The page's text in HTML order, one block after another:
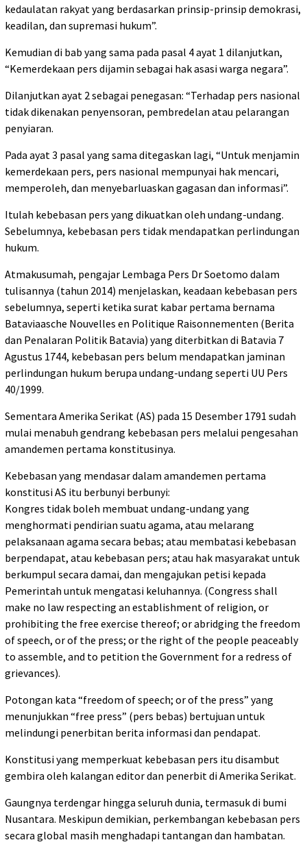
kedaulatan rakyat yang berdasarkan prinsip-prinsip demokrasi,
keadilan, dan supremasi hukum”.
Kemudian di bab yang sama pada pasal 4 ayat 1 dilanjutkan,
“Kemerdekaan pers dijamin sebagai hak asasi warga negara”.
Dilanjutkan ayat 2 sebagai penegasan: “Terhadap pers nasional
tidak dikenakan penyensoran, pembredelan atau pelarangan
penyiaran.
Pada ayat 3 pasal yang sama ditegaskan lagi, “Untuk menjamin
kemerdekaan pers, pers nasional mempunyai hak mencari,
memperoleh, dan menyebarluaskan gagasan dan informasi”.
Itulah kebebasan pers yang dikuatkan oleh undang-undang.
Sebelumnya, kebebasan pers tidak mendapatkan perlindungan
hukum.
Atmakusumah, pengajar Lembaga Pers Dr Soetomo dalam
tulisannya (tahun 2014) menjelaskan, keadaan kebebasan pers
sebelumnya, seperti ketika surat kabar pertama bernama
Bataviaasche Nouvelles en Politique Raisonnementen (Berita
dan Penalaran Politik Batavia) yang diterbitkan di Batavia 7
Agustus 1744, kebebasan pers belum mendapatkan jaminan
perlindungan hukum berupa undang-undang seperti UU Pers
40/1999.
Sementara Amerika Serikat (AS) pada 15 Desember 1791 sudah
mulai menabuh gendrang kebebasan pers melalui pengesahan
amandemen pertama konstitusinya.
Kebebasan yang mendasar dalam amandemen pertama
konstitusi AS itu berbunyi berbunyi:
Kongres tidak boleh membuat undang-undang yang
menghormati pendirian suatu agama, atau melarang
pelaksanaan agama secara bebas; atau membatasi kebebasan
berpendapat, atau kebebasan pers; atau hak masyarakat untuk
berkumpul secara damai, dan mengajukan petisi kepada
Pemerintah untuk mengatasi keluhannya. (Congress shall
make no law respecting an establishment of religion, or
prohibiting the free exercise thereof; or abridging the freedom
of speech, or of the press; or the right of the people peaceably
to assemble, and to petition the Government for a redress of
grievances).
Potongan kata “freedom of speech; or of the press” yang
menunjukkan “free press” (pers bebas) bertujuan untuk
melindungi penerbitan berita informasi dan pendapat.
Konstitusi yang memperkuat kebebasan pers itu disambut
gembira oleh kalangan editor dan penerbit di Amerika Serikat.
Gaungnya terdengar hingga seluruh dunia, termasuk di bumi
Nusantara. Meskipun demikian, perkembangan kebebasan pers
secara global masih menghadapi tantangan dan hambatan.